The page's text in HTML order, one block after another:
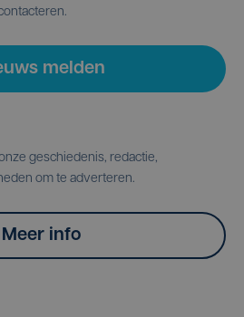
melden
geschiedenis, redactie,
om te adverteren.
Meer info